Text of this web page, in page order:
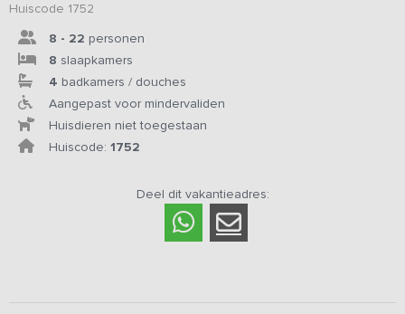
Huiscode 1752
8 - 22 personen
8 slaapkamers
4 badkamers / douches
Aangepast voor mindervaliden
Huisdieren niet toegestaan
Huiscode: 1752
Deel dit vakantieadres: